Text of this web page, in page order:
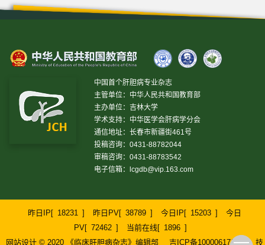
中国首个肝胆病专业杂志
主管单位：中华人民共和国教育部
主办单位：吉林大学
学术支持：中华医学会肝病学分会
通信地址：长春市新疆街461号
投稿咨询：0431-88782044
审稿咨询：0431-88783542
电子信箱：
lcgdb@vip.163.com
昨日IP[ 18231 ] 昨日PV[ 38789 ] 今日IP[ 15203 ]
今日
PV[ 72462 ] 当前在线[ 1896 ]
网站设计 © 2020 《临床肝胆病杂志》编辑部
吉ICP备10000617号-1 技